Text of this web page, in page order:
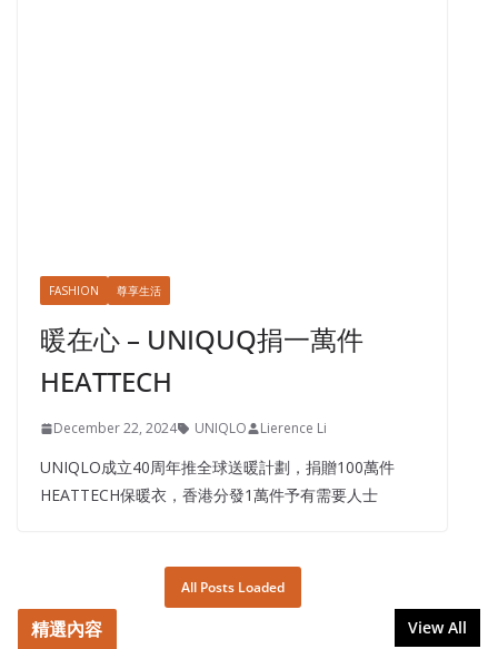
FASHION 尊享生活
暖在心 – UNIQUQ捐一萬件
HEATTECH
December 22, 2024 UNIQLO Lierence Li
UNIQLO成立40周年推全球送暖計劃，捐贈100萬件
HEATTECH保暖衣，香港分發1萬件予有需要人士
All Posts Loaded
精選內容 View All